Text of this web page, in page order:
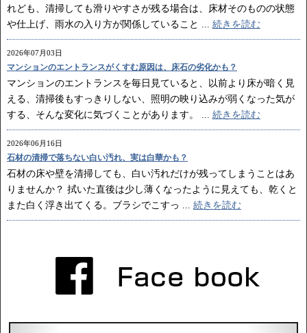
れども、清掃しても滑りやすさが残る場合は、床材そのものの状態
や仕上げ、雨水の入り方が関係していること ... 続きを読む
2026年07月03日
マンションのエントランスがくすむ原因は、床石の劣化かも？
マンションのエントランスを毎日見ていると、以前より床が暗く見
える、清掃後もすっきりしない、照明の映り込みが弱くなった気が
する、そんな変化に気づくことがあります。 ... 続きを読む
2026年06月16日
石材の清掃で落ちない白い汚れ、実は白華かも？
石材の床や壁を清掃しても、白い汚れだけが残ってしまうことはあ
りませんか？ 拭いた直後は少し薄くなったように見えても、乾くと
また白く浮き出てくる。ブラシでこすっ ... 続きを読む